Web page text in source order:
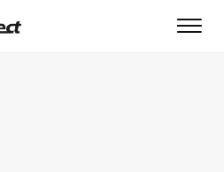
Toggle